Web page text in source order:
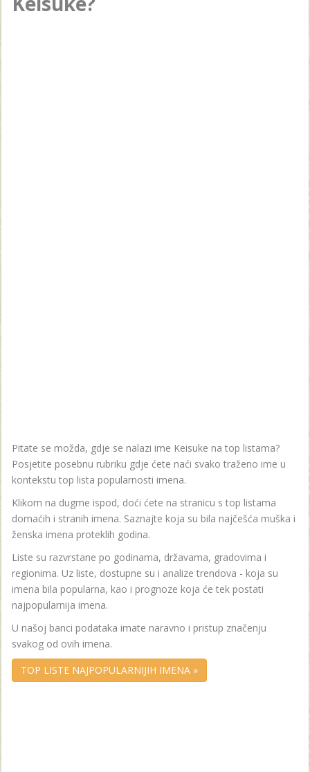
Pitate se možda, gdje se nalazi ime Keisuke na top listama?
Posjetite posebnu rubriku gdje ćete naći svako traženo ime u
kontekstu top lista popularnosti imena.
Klikom na dugme ispod, doći ćete na stranicu s top listama
domaćih i stranih imena. Saznajte koja su bila najčešća muška i
ženska imena proteklih godina.
Liste su razvrstane po godinama, državama, gradovima i
regionima. Uz liste, dostupne su i analize trendova - koja su
imena bila popularna, kao i prognoze koja će tek postati
najpopularnija imena.
U našoj banci podataka imate naravno i pristup značenju
svakog od ovih imena.
TOP LISTE NAJPOPULARNIJIH IMENA »